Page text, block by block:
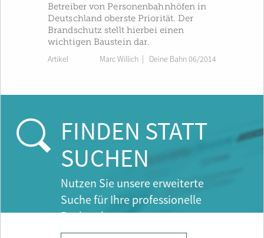
Betreiber von Personenbahnhöfen in
Deutschland oberste Priorität. Der
Brandschutz stellt hierbei einen
wichtigen Baustein dar.
Artikel Marc Willich Deine Bahn 06/2014
FINDEN STATT
SUCHEN
Nutzen Sie unsere erweiterte
Suche für Ihre professionelle
Recherche.